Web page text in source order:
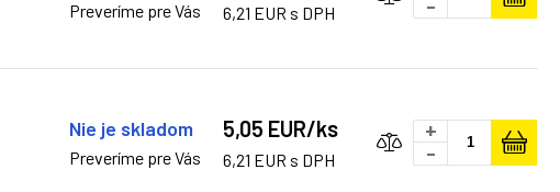
Preveríme pre Vás 6,21 EUR s DPH
Nie je skladom
Preveríme pre Vás
5,05 EUR/ks
6,21 EUR s DPH
+
-